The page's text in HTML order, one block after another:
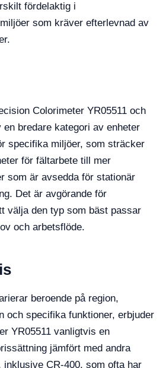
fördelaktig i
som kräver efterlevnad av
Colorimeter YR05511 och
en bredare kategori av enheter
specifika miljöer, som sträcker
för fältarbete till mer
som är avsedda för stationär
Det är avgörande för
välja den typ som bäst passar
och arbetsflöde.
beroende på region,
och specifika funktioner, erbjuder
YR05511 vanligtvis en
jämfört med andra
CR-400, som ofta har